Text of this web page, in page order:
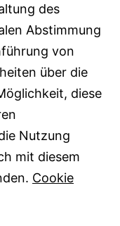
des
Abstimmung
von
über die
diese
Nutzung
mit diesem
Cookie